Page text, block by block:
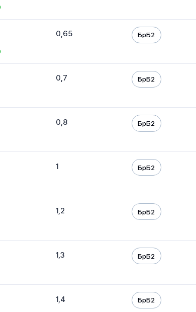
0,65 БрБ2
0,7 БрБ2
0,8 БрБ2
1 БрБ2
1,2 БрБ2
1,3 БрБ2
1,4 БрБ2